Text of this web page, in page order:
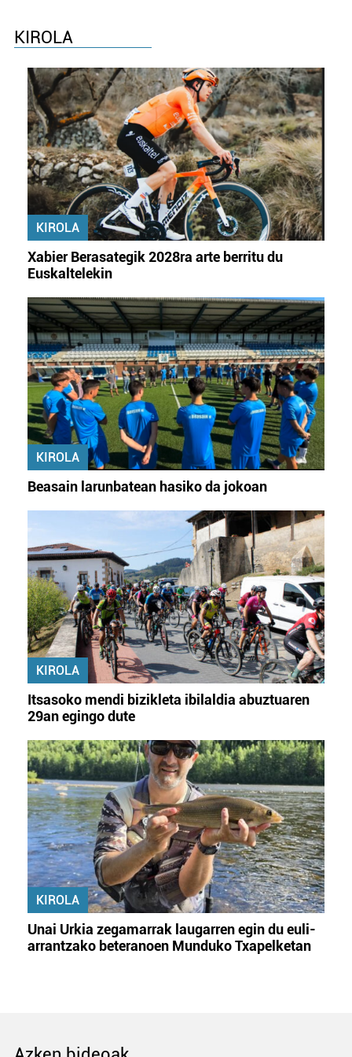
KIROLA
KIROLA
Xabier Berasategik 2028ra arte berritu du
Euskaltelekin
KIROLA
Beasain larunbatean hasiko da jokoan
KIROLA
Itsasoko mendi bizikleta ibilaldia abuztuaren
29an egingo dute
KIROLA
Unai Urkia zegamarrak laugarren egin du euli-
arrantzako beteranoen Munduko Txapelketan